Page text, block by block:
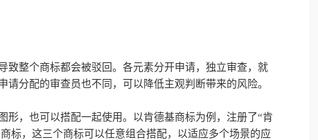
致整个商标都会被驳回。各元素分开申请，独立审查，就
分配的审查员也不同，可以降低主观判断带来的风险。
，也可以搭配一起使用。以肯德基商标为例，注册了“肯
标，这三个商标可以任意组合搭配，以适应多个场景的应